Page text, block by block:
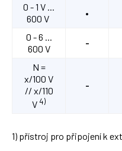
0 - 1 V ...
600 V
•
0 - 6 ...
600 V
-
N =
x/100 V
// x/110
V4)
-
1) přístroj pro připojení k